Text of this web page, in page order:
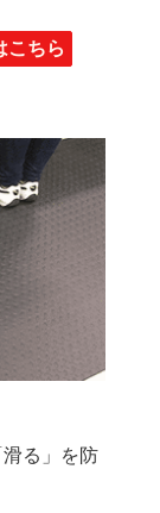
こちら
る」を防